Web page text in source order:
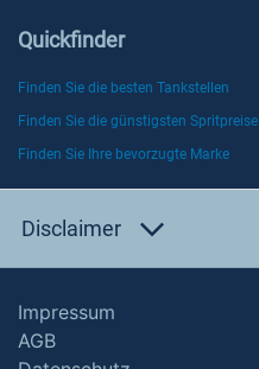
Quickfinder
Finden Sie die besten Tankstellen
Finden Sie die günstigsten Spritpreise
Finden Sie Ihre bevorzugte Marke
Disclaimer
Impressum
AGB